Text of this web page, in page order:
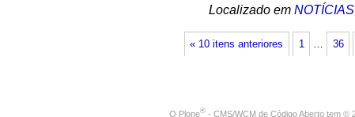
Localizado em NOTÍCIAS
« 10 itens anteriores 1 36
O Plone® - CMS/WCM de Código Aberto tem ©